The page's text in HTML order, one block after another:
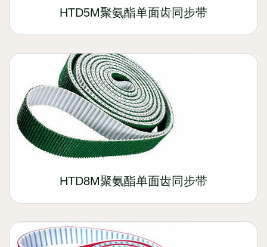
HTD5M聚氨酯单面齿同步带
HTD8M聚氨酯单面齿同步带